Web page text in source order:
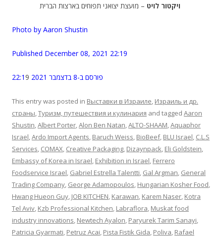
ויקטור לויט – מועצת יצואני תפוחים בארצות הברית
Photo by Aaron Shustin
Published December 08, 2021 22:19
פורסם ב-8 בדצמבר 2021 22:1
9
This entry was posted in Выставки в Израиле, Израиль и др.
страны,Туризм, путешествия и кулинария and tagged Aaron
Shustin,Albert Porter,Alon Ben Natan,ALTO-SHAAM,Aquaphor
Israel,Ardo Import Agents, Baruch Weiss, BioBeef, BLU Israel, C.L.S
Services, COMAX, Creative Packaging, Dizaynpack, Eli Goldstein,
Embassy of Korea in Israel, Exhibition in Israel, Ferrero
Foodservice Israel, Gabriel Estrella Talentti, Gal Argman, General
Trading Company, George Adamopoulos, Hungarian Kosher Food,
Hwang Hueon Guy, JOB KITCHEN, Karawan, Karem Naser, Kotra
Tel Aviv, Kzb Professional Kitchen, Labraflora, Muskat food
industry innovations, Newtech Ayalon, Paryurek Tarim Sanayi,
Patricia Gyarmati, Petruz Acai, Pista Fistik Gida, Poliva, Rafael